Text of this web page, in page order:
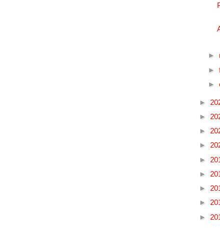
►
►
►
►
►
►
►
►
►
►
►
►